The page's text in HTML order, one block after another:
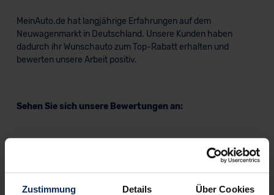
Zustimmung Details Über Cookies
MeinAuto.de hat langjährige Erfahrungen auf dem
Neuwagenmarkt in Deutschland. Unsere Kunden haben
dadurch ihr Wunschauto zum Top-Rabatt erhalten und
bewerten unsere Arbeit positiv.
Sehen Sie sich unsere Bewertungen an: